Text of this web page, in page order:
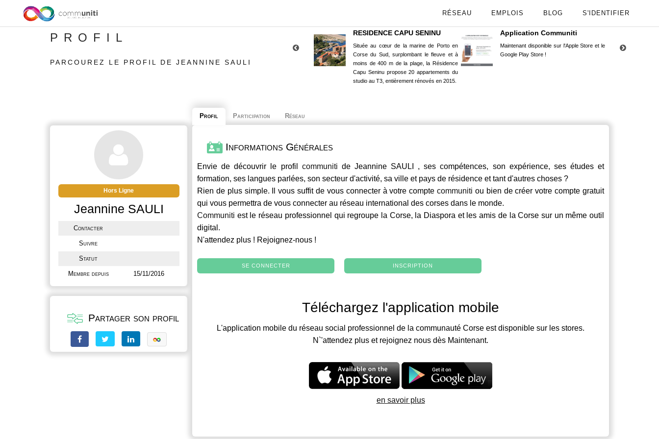
RÉSEAU EMPLOIS BLOG S'IDENTIFIER
PROFIL
PARCOUREZ LE PROFIL DE JEANNINE SAULI
RESIDENCE CAPU SENINU
Située au cœur de la marine de Porto en
Corse du Sud, surplombant le fleuve et à
moins de 400 m de la plage, la Résidence
Capu Seninu propose 20 appartements du
studio au T3, entièrement rénovés en 2015.
Application Communiti
Maintenant disponible sur l'Apple Store et le
Google Play Store !
Hors Ligne
Jeannine SAULI
Contacter
Suivre
Statut
Membre depuis 15/11/2016
Partager son profil
Profil Participation Réseau
Informations Générales
Envie de découvrir le profil communiti de Jeannine SAULI , ses compétences, son expérience, ses études et
formation, ses langues parlées, son secteur d'activité, sa ville et pays de résidence et tant d'autres choses ?
Rien de plus simple. Il vous suffit de vous connecter à votre comptecommuniti ou bien de créer votre compte gratuit
qui vous permettra de vous connecter au réseau international des corses dans le monde.
Communiti est le réseau professionnel qui regroupe la Corse, la Diaspora et les amis de la Corse sur un même outil
digital.
N'attendez plus ! Rejoignez-nous !
SE CONNECTER INSCRIPTION
Téléchargez l'application mobile
L'application mobile du réseau social professionnel de la communauté Corse est disponible sur les stores.
N`'attendez plus et rejoignez nous dès Maintenant.
en savoir plus